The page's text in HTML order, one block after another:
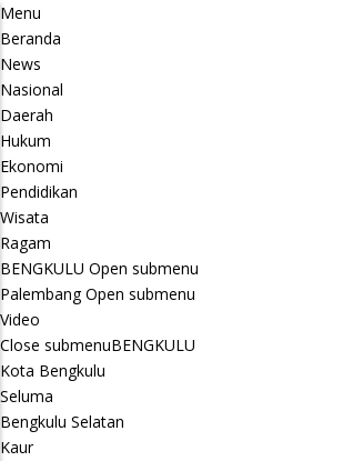
Menu
Beranda
News
Nasional
Daerah
Hukum
Ekonomi
Pendidikan
Wisata
Ragam
BENGKULU Open submenu
Palembang Open submenu
Video
Close submenuBENGKULU
Kota Bengkulu
Seluma
Bengkulu Selatan
Kaur